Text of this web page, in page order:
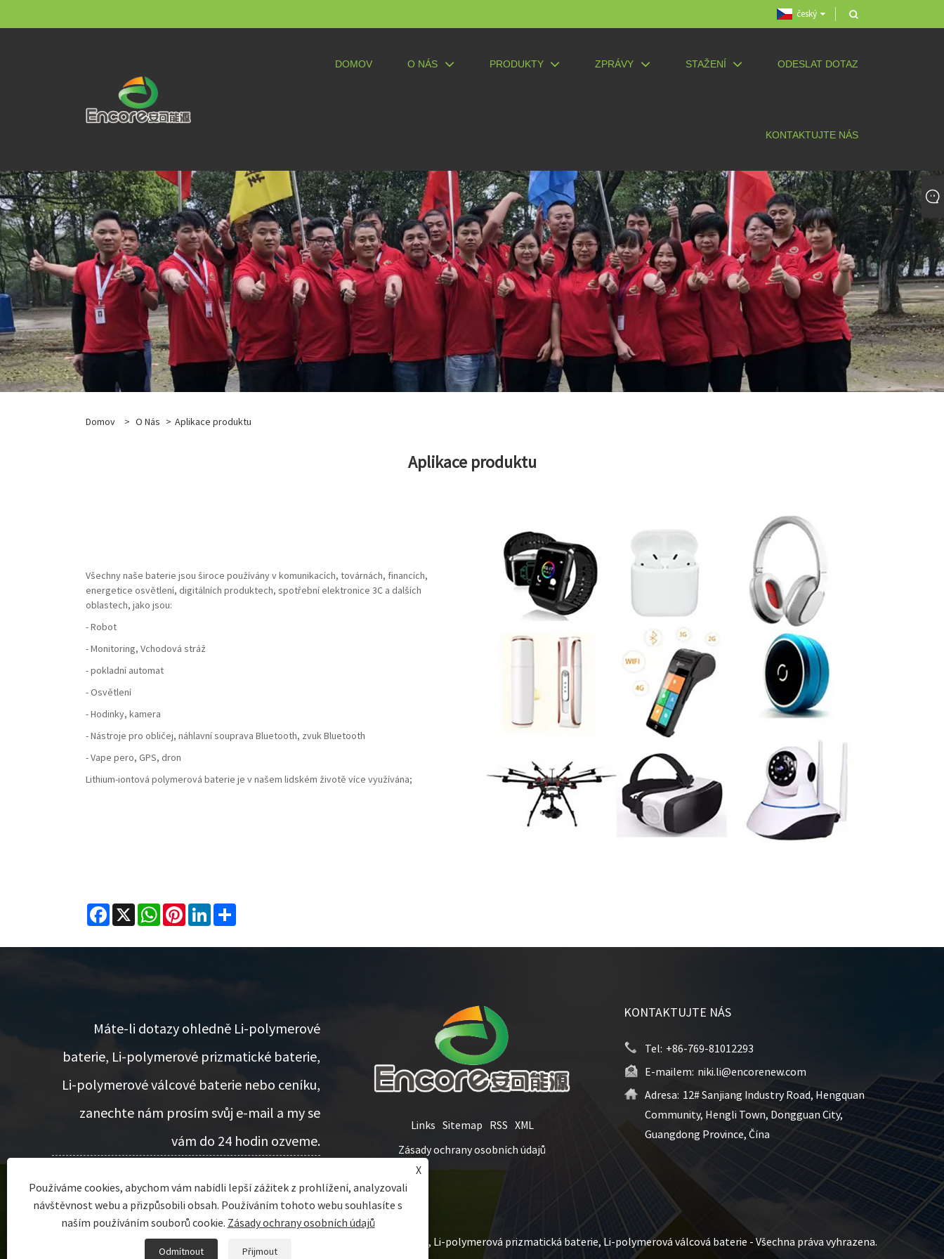
český
DOMOV O NÁS PRODUKTY ZPRÁVY STAŽENÍ ODESLAT DOTAZ
KONTAKTUJTE NÁS
Domov > O Nás > Aplikace produktu
Aplikace produktu
Všechny naše baterie jsou široce používány v komunikacích, továrnách, financích,
energetice osvětlení, digitálních produktech, spotřební elektronice 3C a dalších
oblastech, jako jsou:
- Robot
- Monitoring, Vchodová stráž
- pokladní automat
- Osvětlení
- Hodinky, kamera
- Nástroje pro obličej, náhlavní souprava Bluetooth, zvuk Bluetooth
- Vape pero, GPS, dron
Lithium-iontová polymerová baterie je v našem lidském životě více využívána;
Facebook
X WhatsAppPinterestLinkedIn
Máte-li dotazy ohledně Li-polymerové
baterie, Li-polymerové prizmatické baterie,
Li-polymerové válcové baterie nebo ceníku,
zanechte nám prosím svůj e-mail a my se
vám do 24 hodin ozveme.
POPTÁVKA HNED
Links Sitemap RSS XML
Zásady ochrany osobních údajů
KONTAKTUJTE NÁS
Tel: +86-769-81012293
E-mailem: niki.li@encorenew.com
Adresa: 12# Sanjiang Industry Road, Hengquan
Community, Hengli Town, Dongguan City,
Guangdong Province, Čína
Copyright © 2022 Dongguan Encore Energy Co., Ltd. - Li-polymerová baterie, Li-polymerová prizmatická baterie, Li-polymerová válcová baterie - Všechna práva vyhrazena.
X
Používáme cookies, abychom vám nabídli lepší zážitek z prohlížení, analyzovali
návštěvnost webu a přizpůsobili obsah. Používáním tohoto webu souhlasíte s
naším používáním souborů cookie. Zásady ochrany osobních údajů
Odmítnout Přijmout